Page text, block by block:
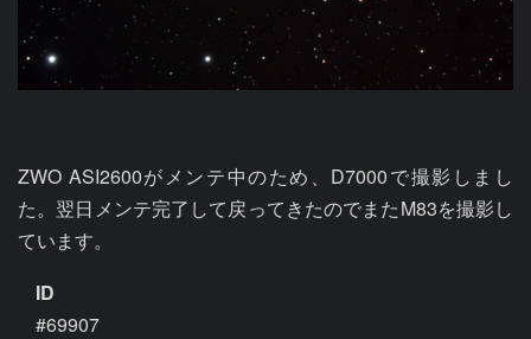
ZWO ASI2600がメンテ中のため、D7000で撮影しまし
た。翌日メンテ完了して戻ってきたのでまたM83を撮影し
ています。
ID
#69907